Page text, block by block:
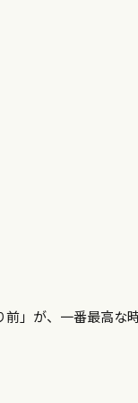
」が、一番最高な